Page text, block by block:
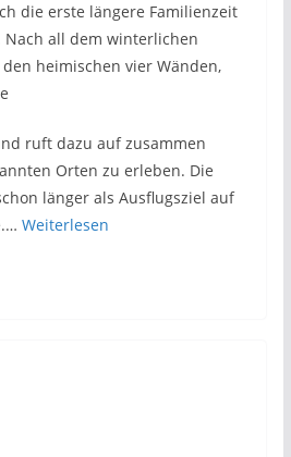
die erste längere Familienzeit
Nach all dem winterlichen
heimischen vier Wänden,
ruft dazu auf zusammen
Orten zu erleben. Die
länger als Ausflugsziel auf
Weiterlesen